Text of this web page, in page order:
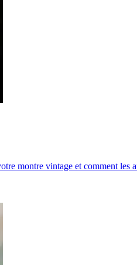
montre vintage et comment les